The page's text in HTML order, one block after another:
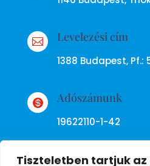
Tiszteletben tartjuk
 Levelezési cím
1388 Budapest, Pf.:
 Adószámunk
19622110-1-42